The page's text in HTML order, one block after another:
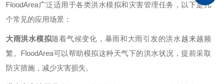
FloodArea广泛适用于各类洪水模拟和灾害管理任务，以下是几
个常见的应用场景：
大雨洪水模拟随着气候变化，暴雨和大雨引发的洪水越来越频
繁。FloodArea可以帮助模拟这种天气下的洪水状况，提前采取
防灾措施，减少灾害损失。